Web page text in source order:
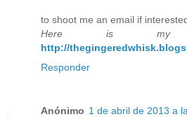
to shoot me an email if
Here is my
http://
Responder
Anónimo 1 de abril de 2013 a